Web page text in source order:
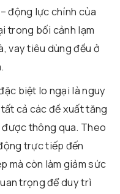
động lực chính của
trong bối cảnh lạm
vay tiêu dùng đều ở
biệt lo ngại là nguy
cả các đề xuất tăng
thông qua. Theo
trực tiếp đến
mà còn làm giảm sức
trọng để duy trì